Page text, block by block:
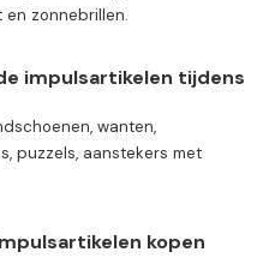
en zonnebrillen.
impulsartikelen tijdens
wanten,
puzzels, aanstekers met
kopen